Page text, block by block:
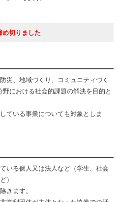
め切りました
災、地域づくり、コミュニティづく
における社会的課題の解決を目的と
ている事業についても対象としま
いる個人又は法人など（学生、社会
）
きます。